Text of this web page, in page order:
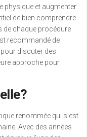
physique et augmenter
de bien comprendre
de chaque procédure
recommandé de
discuter des
approche pour
renommée qui s’est
Avec des années